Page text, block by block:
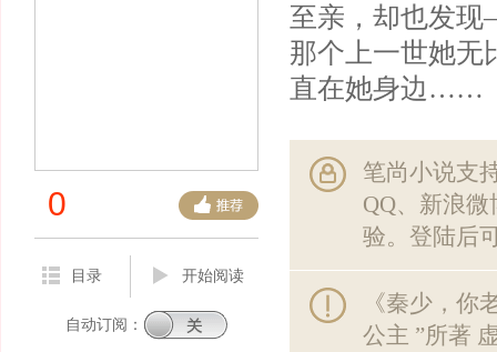
0
目录 开始阅读
自动订阅：
至亲，却也发
那个上一世她无
直在她身边……
笔尚小说支
QQ、新浪
验。登陆后
《秦少，你
公主 ”所著